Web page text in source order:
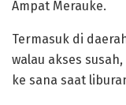
Ampat Merauke.
Termasuk di
walau akses
ke sana saat